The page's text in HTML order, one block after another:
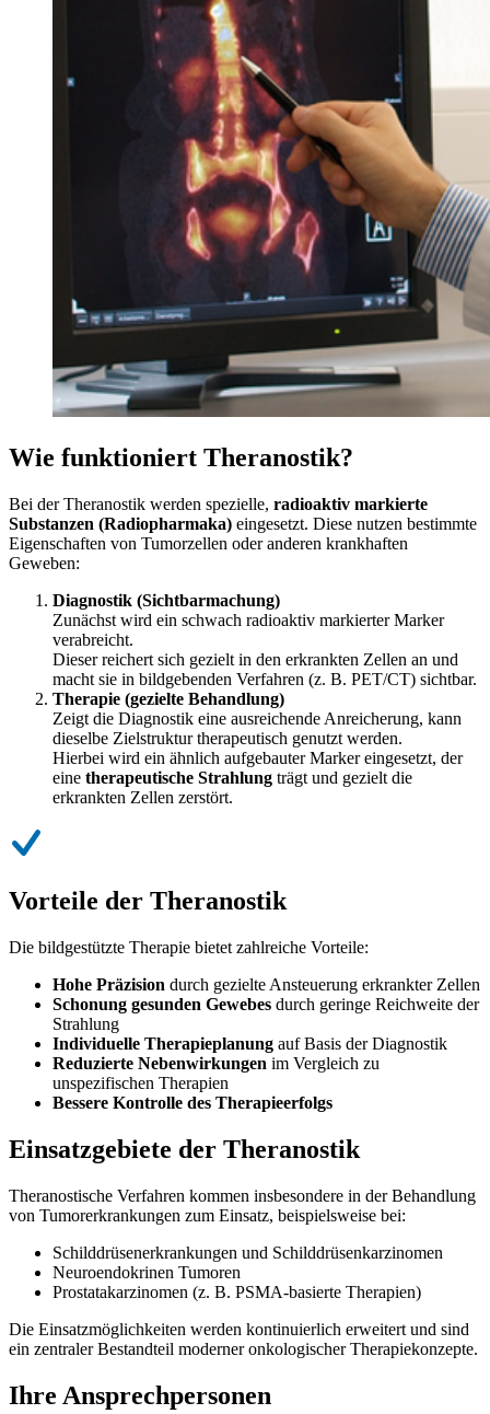
Wie funktioniert Theranostik?
Bei der Theranostik werden spezielle, radioaktiv markierte
Substanzen (Radiopharmaka) eingesetzt. Diese nutzen bestimmte
Eigenschaften von Tumorzellen oder anderen krankhaften
Geweben:
Diagnostik (Sichtbarmachung)
Zunächst wird ein schwach radioaktiv markierter Marker
verabreicht.
Dieser reichert sich gezielt in den erkrankten Zellen an und
macht sie in bildgebenden Verfahren (z. B. PET/CT) sichtbar.
Therapie (gezielte Behandlung)
Zeigt die Diagnostik eine ausreichende Anreicherung, kann
dieselbe Zielstruktur therapeutisch genutzt werden.
Hierbei wird ein ähnlich aufgebauter Marker eingesetzt, der
eine therapeutische Strahlung trägt und gezielt die
erkrankten Zellen zerstört.
Vorteile der Theranostik
Die bildgestützte Therapie bietet zahlreiche Vorteile:
Hohe Präzision durch gezielte Ansteuerung erkrankter Zellen
Schonung gesunden Gewebes durch geringe Reichweite der
Strahlung
Individuelle Therapieplanung auf Basis der Diagnostik
Reduzierte Nebenwirkungen im Vergleich zu
unspezifischen Therapien
Bessere Kontrolle des Therapieerfolgs
Einsatzgebiete der Theranostik
Theranostische Verfahren kommen insbesondere in der Behandlung
von Tumorerkrankungen zum Einsatz, beispielsweise bei:
Schilddrüsenerkrankungen und Schilddrüsenkarzinomen
Neuroendokrinen Tumoren
Prostatakarzinomen (z. B. PSMA-basierte Therapien)
Die Einsatzmöglichkeiten werden kontinuierlich erweitert und sind
ein zentraler Bestandteil moderner onkologischer Therapiekonzepte.
Ihre Ansprechpersonen